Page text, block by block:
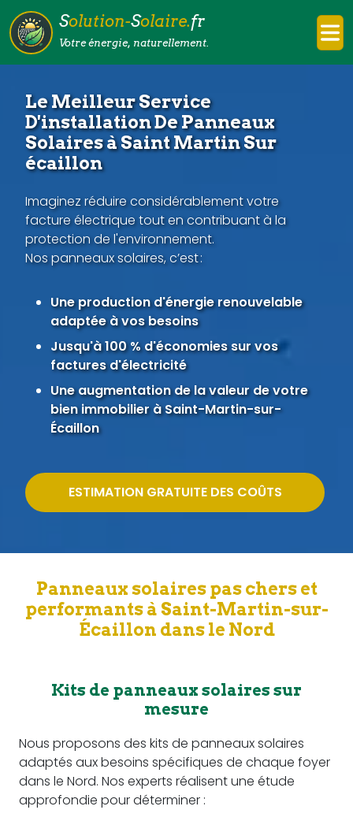
Solution-Solaire.fr
Votre énergie, naturellement.
Le Meilleur Service
D'installation De Panneaux
Solaires à Saint Martin Sur
écaillon
Imaginez réduire considérablement votre
facture électrique tout en contribuant à la
protection de l'environnement.
Nos panneaux solaires, c’est :
Une production d'énergie renouvelable
adaptée à vos besoins
Jusqu'à 100 % d'économies sur vos
factures d'électricité
Une augmentation de la valeur de votre
bien immobilier à Saint-Martin-sur-
Écaillon
ESTIMATION GRATUITE DES COÛTS
Panneaux solaires pas chers et
performants à Saint-Martin-sur-
Écaillon dans le Nord
Kits de panneaux solaires sur
mesure
Nous proposons des kits de panneaux solaires
adaptés aux besoins spécifiques de chaque foyer
dans le Nord. Nos experts réalisent une étude
approfondie pour déterminer :